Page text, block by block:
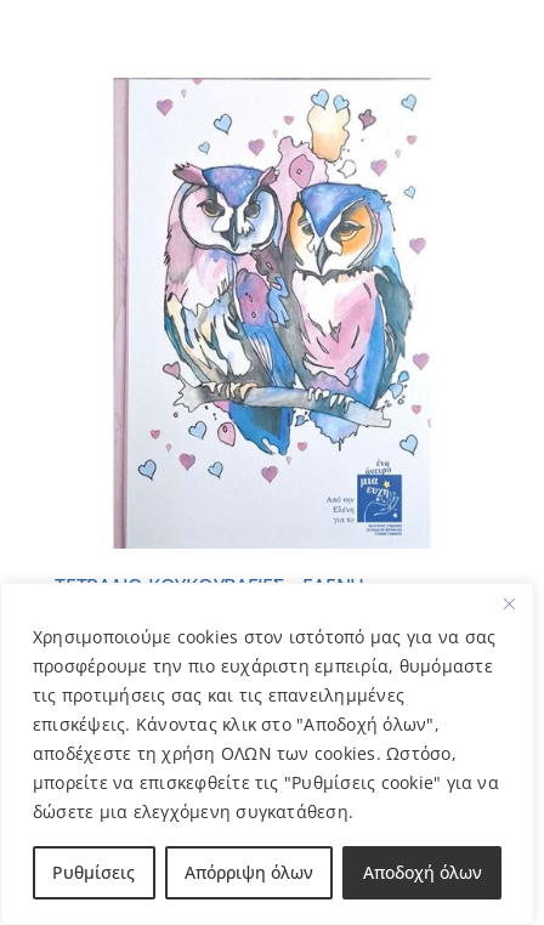
Χρησιμοποιούμε cookies στον ιστότοπό μας για να σας
προσφέρουμε την πιο ευχάριστη εμπειρία, θυμόμαστε
τις προτιμήσεις σας και τις επανειλημμένες
επισκέψεις. Κάνοντας κλικ στο "Αποδοχή όλων",
αποδέχεστε τη χρήση ΟΛΩΝ των cookies. Ωστόσο,
μπορείτε να επισκεφθείτε τις "Ρυθμίσεις cookie" για να
δώσετε μια ελεγχόμενη συγκατάθεση.
Ρυθμίσεις Απόρριψη όλων Αποδοχή όλων
ΤΕΤΡΑΔΙΟ ΚΟΥΚΟΥΒΑΓΙΕΣ – ΕΛΕΝΗ